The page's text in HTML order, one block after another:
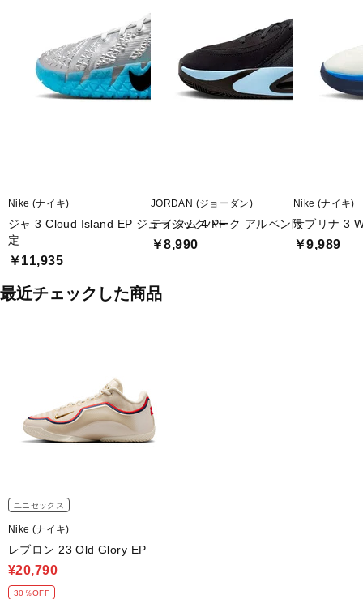
Nike (ナイキ)
ジャ 3 Cloud Island EP ジュラシックパーク アルペン限
定
￥11,935
JORDAN (ジョーダン)
テイタム 4 PF
￥8,990
Nike (ナイキ)
サブリナ 3
￥9,989
最近チェックした商品
ユニセックス
Nike (ナイキ)
レブロン 23 Old Glory EP
¥20,790
30％OFF